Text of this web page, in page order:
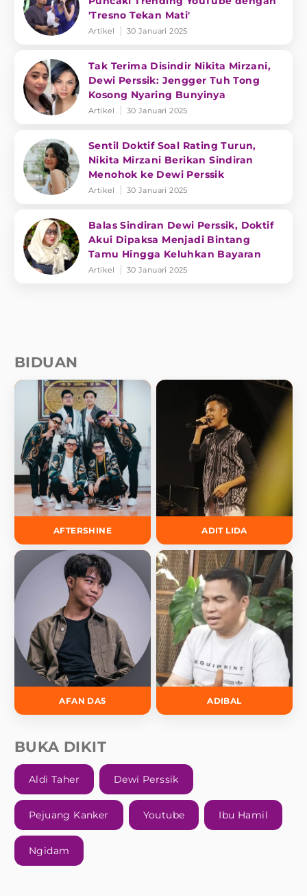
'Tresno Tekan Mati'
Artikel 30 Januari 2025
Tak Terima Disindir Nikita Mirzani,
Dewi Perssik: Jengger Tuh Tong
Kosong Nyaring Bunyinya
Artikel 30 Januari 2025
Sentil Doktif Soal Rating Turun,
Nikita Mirzani Berikan Sindiran
Menohok ke Dewi Perssik
Artikel 30 Januari 2025
Balas Sindiran Dewi Perssik, Doktif
Akui Dipaksa Menjadi Bintang
Tamu Hingga Keluhkan Bayaran
Artikel 30 Januari 2025
BIDUAN
AFTERSHINE ADIT LIDA
AFAN DA5 ADIBAL
BUKA DIKIT
Aldi Taher Dewi Perssik
Pejuang Kanker Youtube Ibu Hamil
Ngidam